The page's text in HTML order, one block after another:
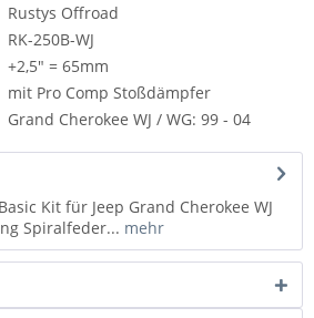
Rustys Offroad
RK-250B-WJ
+2,5" = 65mm
mit Pro Comp Stoßdämpfer
Grand Cherokee WJ / WG: 99 - 04
Kit für Jeep Grand Cherokee WJ
Spiralfeder... mehr